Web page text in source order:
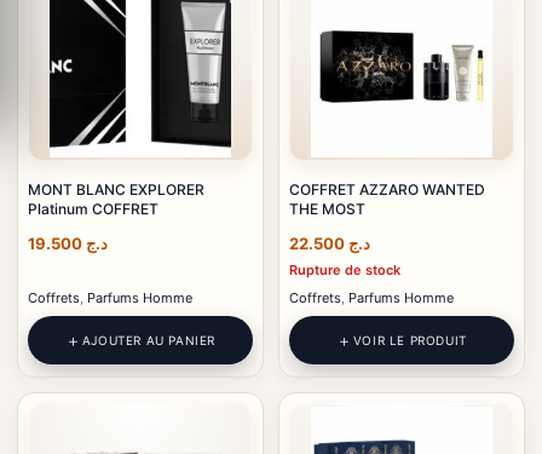
MONT BLANC EXPLORER
Platinum COFFRET
د.ج
Coffrets, Parfums Homme
AJOUTER AU PANIER
COFFRET AZZARO WANTED
THE MOST
د.ج
Rupture de stock
Coffrets, Parfums Homme
VOIR LE PRODUIT